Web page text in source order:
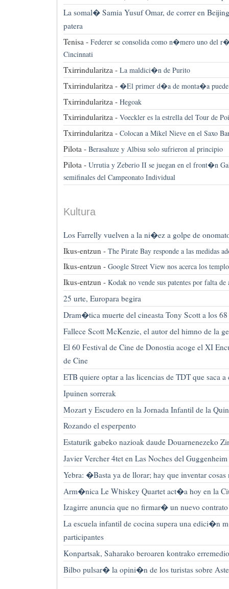
La somal� Samia Yusuf Omar, de correr en
patera
Tenisa - Federer se consolida como n�mero uno del
Cincinnati
Txirrindularitza - La maldici�n de Purito
Txirrindularitza - �El primer d�a de monta�a puede
Txirrindularitza - Hegoak
Txirrindularitza - Voeckler es la estrella del Tour de
Txirrindularitza - Colocan a Mikel Nieve en el Saxo
Pilota - Berasaluze y Albisu solo sufrieron al principio
Pilota - Urrutia y Zeberio II se juegan en el front�n
semifinales del Campeonato Individual
Kultura
Los Farrelly vuelven a la ni�ez a golpe de
Ikus-entzun - The Pirate Bay responde a las medidas
Ikus-entzun - Google Street View nos acerca los
Ikus-entzun - Kodak no vende sus patentes por falta
25 urte, Europara begira
Dram�tica muerte del cineasta Tony Scott a los
Fallece Scott McKenzie, el autor del himno de la
El 60 Festival de Cine de Donostia acoge el XI
de Cine
ETB quiere optar a las licencias de TDT que saca
Ipuinen sorrerak
Mozart y Escudero en la Jornada Infantil de la
Rozando el esperpento
Estaturik gabeko nazioak daude Douarnenezeko
Javier Vercher 4tet en Las Noches del Guggenheim
Yebra: �Basta ya de llorar; hay que inventar
Arm�nica Le Whiskey Quartet act�a hoy en la
Izagirre anuncia que no firmar� un nuevo
La escuela infantil de cocina supera una edici�n
participantes
Konpartsak, Saharako beroaren kontrako
Bilbo pulsar� la opini�n de los turistas sobre